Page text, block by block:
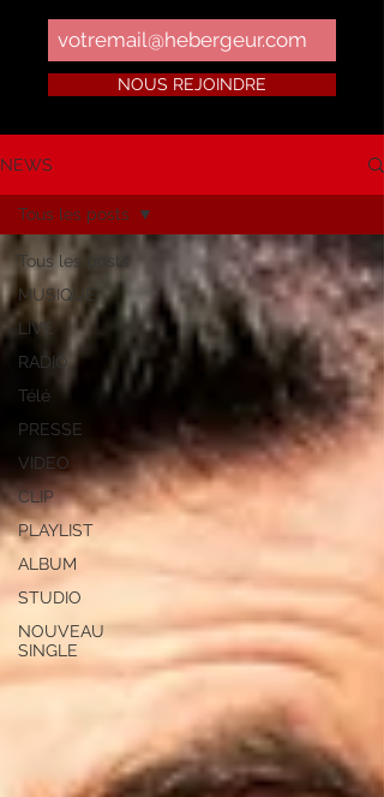
NOUS REJOINDRE
NEWS
Tous les posts
MUSIQUE
LIVE
RADIO
Télé
PRESSE
VIDEO
CLIP
PLAYLIST
ALBUM
STUDIO
NOUVEAU
SINGLE
Tous les posts